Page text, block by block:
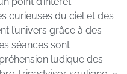
curieuses du ciel et des
l’univers grâce à des
séances sont
ludique des